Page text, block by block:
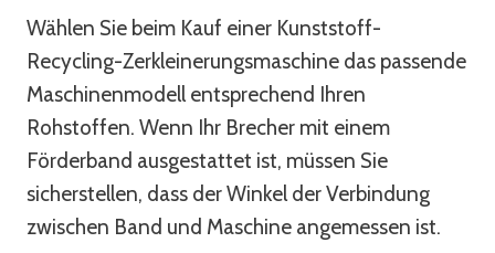
Wählen Sie beim Kauf einer Kunststoff-
Recycling-Zerkleinerungsmaschine das passende
Maschinenmodell entsprechend Ihren
Rohstoffen. Wenn Ihr Brecher mit einem
Förderband ausgestattet ist, müssen Sie
sicherstellen, dass der Winkel der Verbindung
zwischen Band und Maschine angemessen ist.